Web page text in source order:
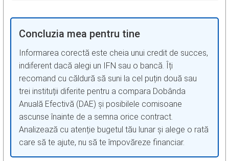
Concluzia mea pentru tine
Informarea corectă este cheia unui credit de succes,
indiferent dacă alegi un IFN sau o bancă. Îți
recomand cu căldură să suni la cel puțin două sau
trei instituții diferite pentru a compara Dobânda
Anuală Efectivă (DAE) și posibilele comisoane
ascunse înainte de a semna orice contract.
Analizează cu atenție bugetul tău lunar și alege o rată
care să te ajute, nu să te împovăreze financiar.